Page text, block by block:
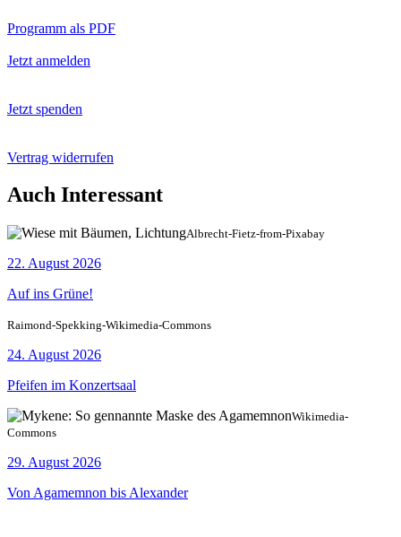
Programm als PDF
Jetzt anmelden
Jetzt spenden
Vertrag widerrufen
Auch Interessant
Albrecht-Fietz-from-Pixabay
22. August 2026
Auf ins Grüne!
Raimond-Spekking-Wikimedia-Commons
24. August 2026
Pfeifen im Konzertsaal
Wikimedia-
Commons
29. August 2026
Von Agamemnon bis Alexander